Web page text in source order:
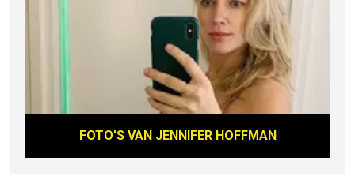
FOTO'S VAN JENNIFER HOFFMAN